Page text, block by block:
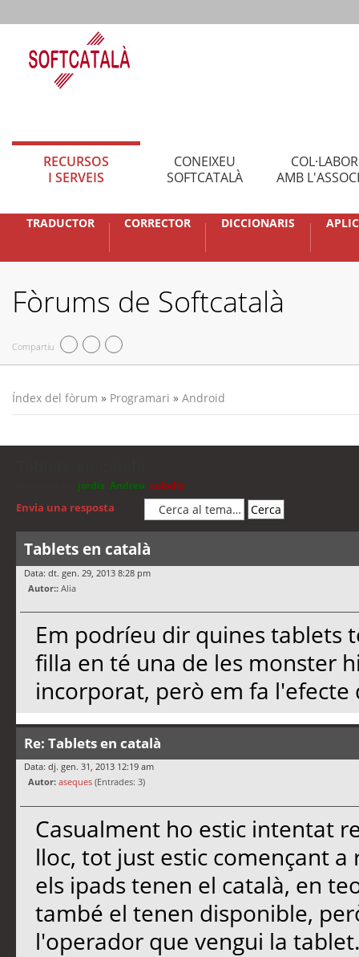
RECURSOS
I SERVEIS
CONEIXEU
SOFTCATALÀ
AMB
TRADUCTOR CORRECTOR DICCIONARIS
Fòrums de Softcatalà
Compartiu
Índex del fòrum » Programari » Android
jordis Andreu cubells
Envia una resposta
Tablets en català
Data: dt. gen. 29, 2013 8:28 pm
Autor:: Alia
Em podríeu dir quines tablets
filla en té una de les monster
incorporat, però em fa l'efecte
Re: Tablets en català
Data: dj. gen. 31, 2013 12:19 am
Autor: aseques (Entrades: 3)
Casualment ho estic intentat
lloc, tot just estic començant
els ipads tenen el català, en
també el tenen disponible,
l'operador que vengui la tablet.